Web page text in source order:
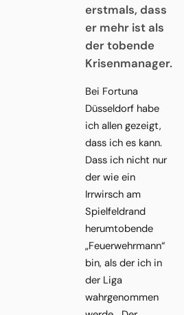
erstmals, dass
er mehr ist als
der tobende
Krisenmanager.
Bei Fortuna
Düsseldorf habe
ich allen gezeigt,
dass ich es kann.
Dass ich nicht nur
der wie ein
Irrwirsch am
Spielfeldrand
herumtobende
„Feuerwehrmann“
bin, als der ich in
der Liga
wahrgenommen